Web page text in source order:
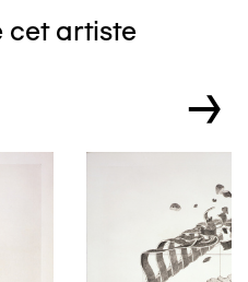
cet artiste
→